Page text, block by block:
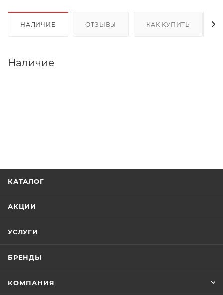
НАЛИЧИЕ ОТЗЫВЫ КАК КУПИТЬ
Наличие
КАТАЛОГ
АКЦИИ
УСЛУГИ
БРЕНДЫ
КОМПАНИЯ